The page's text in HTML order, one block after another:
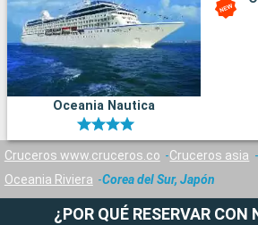
Oceania Nautica
Cruceros www.cruceros.co Cruceros asia
Oceania Riviera
Corea del Sur, Japón
¿POR QUÉ RESERVAR CON